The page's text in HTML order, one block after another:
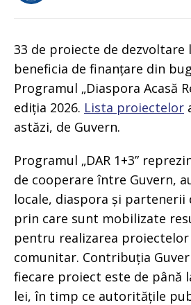
33 de proiecte de dezvoltare
beneficia de finanțare din
Programul „Diaspora Acasă
ediția 2026. Lista proiectelor
astăzi, de Guvern.
Programul „DAR 1+3”
de cooperare între Guvern,
locale, diaspora și partenerii
prin care sunt mobilizate
pentru realizarea
comunitar. Contribuția
fiecare proiect este de până
lei, în timp ce autoritățile